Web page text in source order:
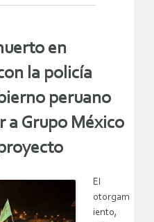
en
la policía
peruano
a Grupo México
El
otorgam
iento,